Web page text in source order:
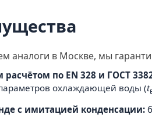
аналоги в Москве, мы
по EN 328 и ГОСТ
охлаждающей воды (t
с имитацией конденсации: